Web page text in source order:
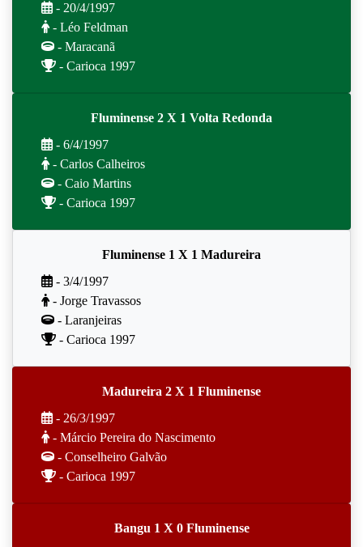
- 20/4/1997
- Léo Feldman
- Maracanã
- Carioca 1997
Fluminense 2 X 1 Volta Redonda
- 6/4/1997
- Carlos Calheiros
- Caio Martins
- Carioca 1997
Fluminense 1 X 1 Madureira
- 3/4/1997
- Jorge Travassos
- Laranjeiras
- Carioca 1997
Madureira 2 X 1 Fluminense
- 26/3/1997
- Márcio Pereira do Nascimento
- Conselheiro Galvão
- Carioca 1997
Bangu 1 X 0 Fluminense